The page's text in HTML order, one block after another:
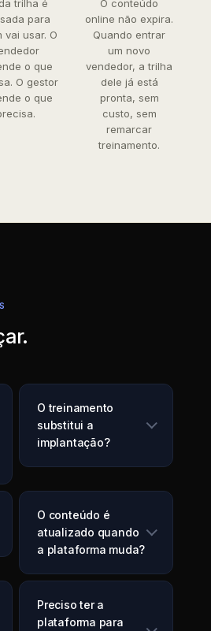
trilha é
para
vai usar. O
o que
O gestor
o que
O conteúdo
online não expira.
Quando entrar
um novo
vendedor, a trilha
dele já está
pronta, sem
custo, sem
remarcar
treinamento.
O treinamento
substitui a
implantação?
O conteúdo é
atualizado quando
a plataforma muda?
Preciso ter a
plataforma para